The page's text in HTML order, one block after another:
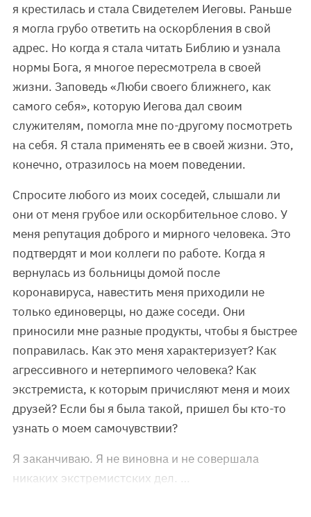
я крестилась и стала Свидетелем Иеговы. Раньше
я могла грубо ответить на оскорбления в свой
адрес. Но когда я стала читать Библию и узнала
нормы Бога, я многое пересмотрела в своей
жизни. Заповедь «Люби своего ближнего, как
самого себя», которую Иегова дал своим
служителям, помогла мне по-другому посмотреть
на себя. Я стала применять ее в своей жизни. Это,
конечно, отразилось на моем поведении.
Спросите любого из моих соседей, слышали ли
они от меня грубое или оскорбительное слово. У
меня репутация доброго и мирного человека. Это
подтвердят и мои коллеги по работе. Когда я
вернулась из больницы домой после
коронавируса, навестить меня приходили не
только единоверцы, но даже соседи. Они
приносили мне разные продукты, чтобы я быстрее
поправилась. Как это меня характеризует? Как
агрессивного и нетерпимого человека? Как
экстремиста, к которым причисляют меня и моих
друзей? Если бы я была такой, пришел бы кто-то
узнать о моем самочувствии?
Я заканчиваю. Я не виновна и не совершала
никаких экстремистских дел. …